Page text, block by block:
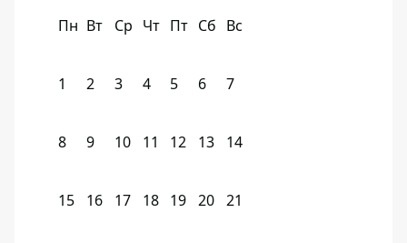
Пн Вт Ср Чт Пт Сб Вс
1 2 3 4 5 6 7
8 9 10 11 12 13 14
15 16 17 18 19 20 21